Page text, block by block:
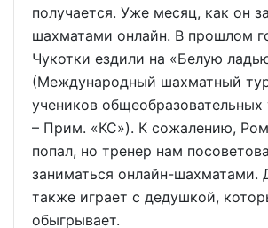
получается. Уже месяц, как он
шахматами онлайн. В прошлом
Чукотки ездили на «Белую
(Международный шахматный
учеников
– Прим. «КС»). К сожалению,
попал, но тренер нам
заниматься онлайн-шахматами.
также играет с дедушкой,
обыгрывает.